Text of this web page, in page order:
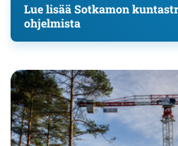
Lue lisää Sotkamon
ohjelmista